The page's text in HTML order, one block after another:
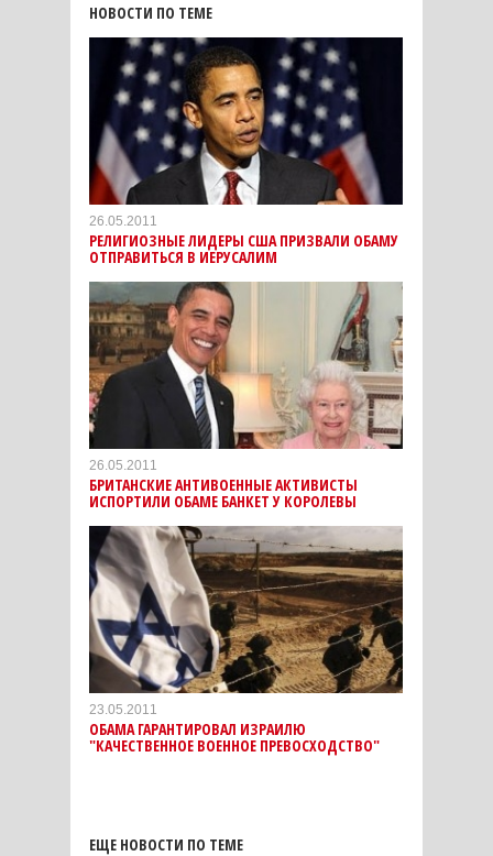
НОВОСТИ ПО ТЕМЕ
26.05.2011
РЕЛИГИОЗНЫЕ ЛИДЕРЫ США ПРИЗВАЛИ ОБАМУ
ОТПРАВИТЬСЯ В ИЕРУСАЛИМ
26.05.2011
БРИТАНСКИЕ АНТИВОЕННЫЕ АКТИВИСТЫ
ИСПОРТИЛИ ОБАМЕ БАНКЕТ У КОРОЛЕВЫ
23.05.2011
ОБАМА ГАРАНТИРОВАЛ ИЗРАИЛЮ
"КАЧЕСТВЕННОЕ ВОЕННОЕ ПРЕВОСХОДСТВО"
ЕЩЕ НОВОСТИ ПО ТЕМЕ